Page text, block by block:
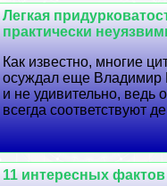
Легкая
пpaктически
Как известно, многие
осуждал еще Владимир
и не удивительно, ведь
всегда соответствуют
11 интересных